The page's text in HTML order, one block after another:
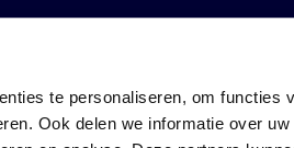
te personaliseren, om functies
Ook delen we informatie over